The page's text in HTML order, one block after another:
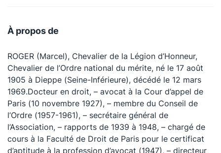
À propos de
ROGER (Marcel), Chevalier de la Légion d’Honneur,
Chevalier de l’Ordre national du mérite, né le 17 août
1905 à Dieppe (Seine-Inférieure), décédé le 12 mars
1969.Docteur en droit, – avocat à la Cour d’appel de
Paris (10 novembre 1927), – membre du Conseil de
l’Ordre (1957-1961), – secrétaire général de
l’Association, – rapports de 1939 à 1948, – chargé de
cours à la Faculté de Droit de Paris pour le certificat
d’aptitude à la profession d’avocat (1947), – directeur
La Conférence
Le Concours de la Conférence
La Conférence Berryer
La Petite Conférence